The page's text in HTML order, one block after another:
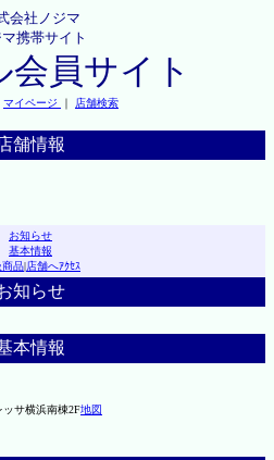
会社ノジマ
マ携帯サイト
会員サイト
マイページ ｜ 店舗検索
舗情報
お知らせ
基本情報
商品|店舗へｱｸｾｽ
知らせ
本情報
サ横浜南棟2F地図